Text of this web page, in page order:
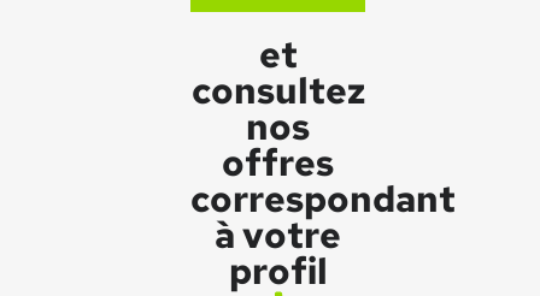
et
consultez
nos
offres
correspondant
à votre
profil